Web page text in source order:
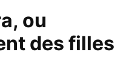
ou
des filles